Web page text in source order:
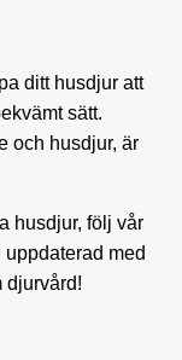
ditt husdjur att
sätt.
och husdjur, är
husdjur, följ vår
med
djurvård!